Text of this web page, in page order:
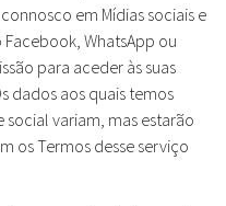
em Mídias sociais e
WhatsApp ou
para aceder às suas
dados aos quais temos
social variam, mas estarão
os Termos desse serviço